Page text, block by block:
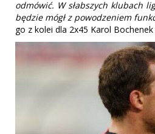
odmówić. W słabszych klubach
będzie mógł z powodzeniem
go z kolei dla 2x45 Karol Bochenek